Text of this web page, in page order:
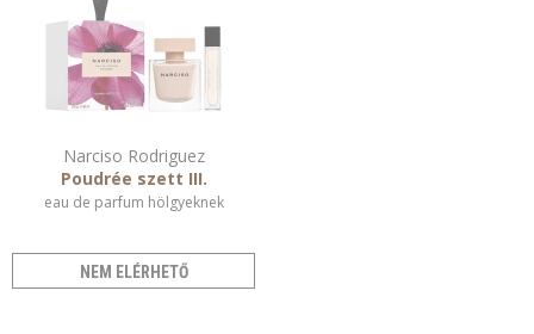
Narciso Rodriguez
Poudrée szett III.
eau de parfum hölgyeknek
NEM ELÉRHETŐ